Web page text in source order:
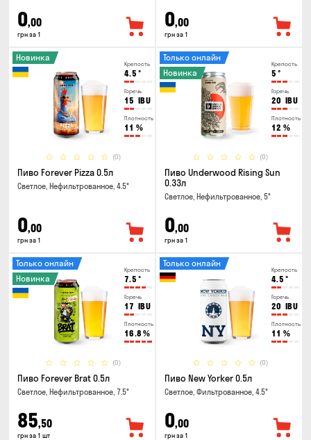
0,00
грн за 1
0,00
грн за 1
Крепость
4.5 °
Горечь
15 IBU
Плотность
11 %
(0)
Новинка
Пиво Forever Pizza 0.5л
Светлое, Нефильтрованное, 4.5°
0,00
грн за 1
Крепость
5 °
Горечь
20 IBU
Плотность
12 %
(0)
Только онлайн
Новинка
Пиво Underwood Rising Sun
0.33л
Светлое, Нефильтрованное, 5°
0,00
грн за 1
Крепость
7.5 °
Горечь
17 IBU
Плотность
16.8 %
(0)
Только онлайн
Новинка
Пиво Forever Brat 0.5л
Светлое, Нефильтрованное, 7.5°
85,50
грн за 1 шт
Крепость
4.5 °
Горечь
20 IBU
Плотность
11 %
(0)
Только онлайн
Пиво New Yorker 0.5л
Светлое, Фильтрованное, 4.5°
0,00
грн за 1